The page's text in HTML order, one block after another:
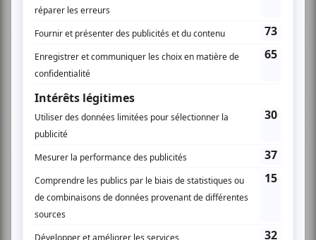
Connectez-vous ici.
TOUTES LES OFFRES